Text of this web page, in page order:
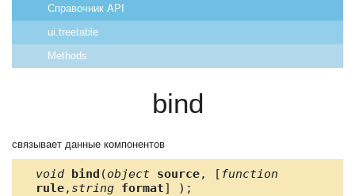
Справочник API
ui.treetable
Methods
bind
связывает данные компонентов
void bind (object source, [ function
rule, string format] );